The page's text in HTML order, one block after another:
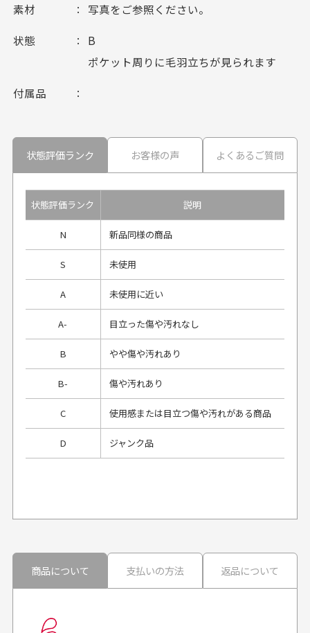
素材 写真をご参照ください。
状態
B
ポケット周りに毛羽立ちが見られます
付属品
状態評価ランク お客様の声 よくあるご質問
状態評価ランク 説明
N 新品同様の商品
S 未使用
A 未使用に近い
A- 目立った傷や汚れなし
B やや傷や汚れあり
B- 傷や汚れあり
C 使用感または目立つ傷や汚れがある商品
D ジャンク品
良かった！
30代男性
商品について 支払いの方法 返品について